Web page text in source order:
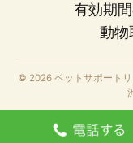
有効期
動物
© 2026 ペットサポート